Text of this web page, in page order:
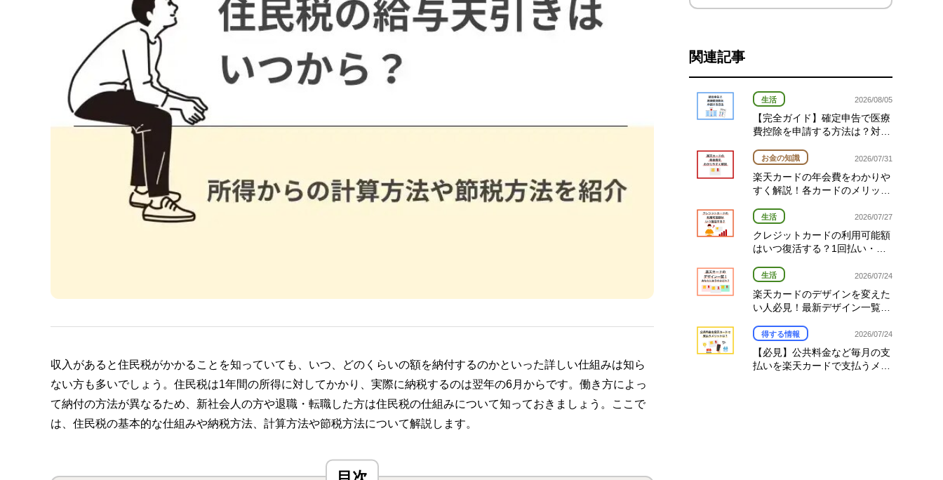
収入があると住民税がかかることを知っていても、いつ、どのくらいの額を納付するのかといった詳しい仕組みは知ら
ない方も多いでしょう。住民税は1年間の所得に対してかかり、実際に納税するのは翌年の6月からです。働き方によっ
て納付の方法が異なるため、新社会人の方や退職・転職した方は住民税の仕組みについて知っておきましょう。ここで
は、住民税の基本的な仕組みや納税方法、計算方法や節税方法について解説します。
関連記事
生活 2026/08/05
【完全ガイド】確定申告で医療
費控除を申請する方法は？対象
お金の知識 2026/07/31
楽天カードの年会費をわかりや
すく解説！各カードのメリット
生活 2026/07/27
クレジットカードの利用可能額
はいつ復活する？1回払い・分
ミング完全ガイド
生活 2026/07/24
楽天カードのデザインを変えた
い人必見！最新デザイン一覧と
得する情報 2026/07/24
【必見】公共料金など毎月の支
払いを楽天カードで支払うメリ